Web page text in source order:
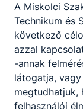
A Miskolci
Technikum és
következő
azzal
-annak
látogatja,
megtudhatjuk,
felhasználói